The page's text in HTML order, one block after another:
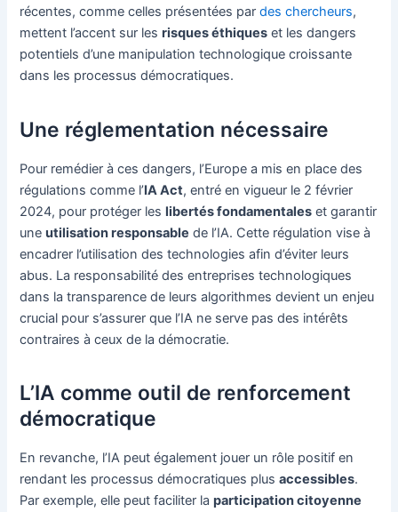
récentes, comme celles présentées pardes chercheurs,
mettent l’accent sur lesrisques éthiques et les dangers
potentiels d’une manipulation technologique croissante
dans les processus démocratiques.
Une réglementation nécessaire
Pour remédier à ces dangers, l’Europe a mis en place des
régulations comme l’IA Act, entré en vigueur le 2 février
2024, pour protéger leslibertés fondamentales et garantir
uneutilisation responsable de l’IA. Cette régulation vise à
encadrer l’utilisation des technologies afin d’éviter leurs
abus. La responsabilité des entreprises technologiques
dans la transparence de leurs algorithmes devient un enjeu
crucial pour s’assurer que l’IA ne serve pas des intérêts
contraires à ceux de la démocratie.
L’IA comme outil de renforcement
démocratique
En revanche, l’IA peut également jouer un rôle positif en
rendant les processus démocratiques plusaccessibles.
Par exemple, elle peut faciliter laparticipation citoyenne